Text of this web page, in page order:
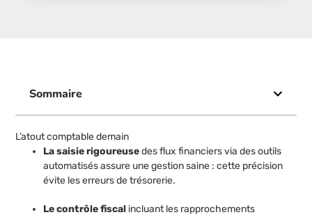
Sommaire
L’atout comptable demain
La saisie rigoureusedes flux financiers via des outils
automatisés assure une gestion saine : cette précision
évite les erreurs de trésorerie.
Le contrôle fiscal incluant les rapprochements